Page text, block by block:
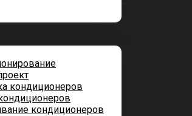
кондиционеров
кондиционеров